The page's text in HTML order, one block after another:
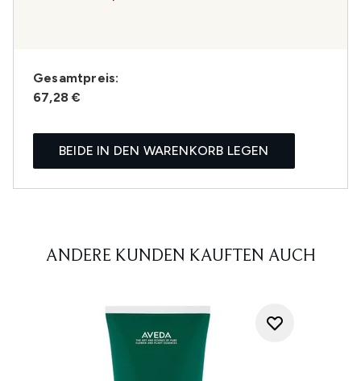
Gesamtpreis:
67,28 €
BEIDE IN DEN WARENKORB LEGEN
ANDERE KUNDEN KAUFTEN AUCH